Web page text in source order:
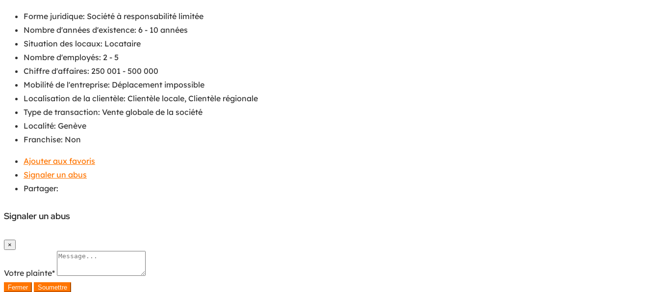
Forme juridique: Société à responsabilité limitée
Nombre d'années d'existence: 6 - 10 années
Situation des locaux: Locataire
Nombre d'employés: 2 - 5
Chiffre d'affaires: 250 001 - 500 000
Mobilité de l'entreprise: Déplacement impossible
Localisation de la clientèle: Clientèle locale, Clientèle régionale
Type de transaction: Vente globale de la société
Localité: Genève
Franchise: Non
Ajouter aux favoris
Signaler un abus
Partager:
Signaler un abus
×
Votre plainte*
Fermer Soumettre